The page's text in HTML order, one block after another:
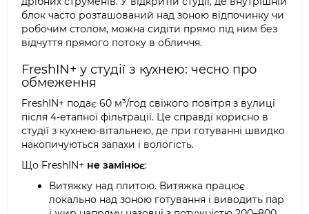
блок часто розташований над зоною відпочинку чи
робочим столом, можна сидіти прямо під ним без
відчуття прямого потоку в обличчя.
FreshIN+ у студії з кухнею: чесно про
обмеження
FreshIN+ подає 60 м³/год свіжого повітря з вулиці
після 4-етапної фільтрації. Це справді корисно в
студії з кухнею-вітальнею, де при готуванні швидко
накопичуються запахи і вологість.
Що FreshIN+ не замінює:
Витяжку над плитою. Витяжка працює
локально над зоною готування і виводить пар